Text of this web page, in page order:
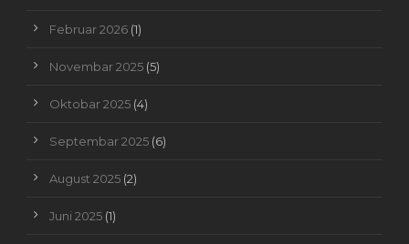
Februar 2026 (1)
Novembar 2025 (5)
Oktobar 2025 (4)
Septembar 2025 (6)
August 2025 (2)
Juni 2025 (1)